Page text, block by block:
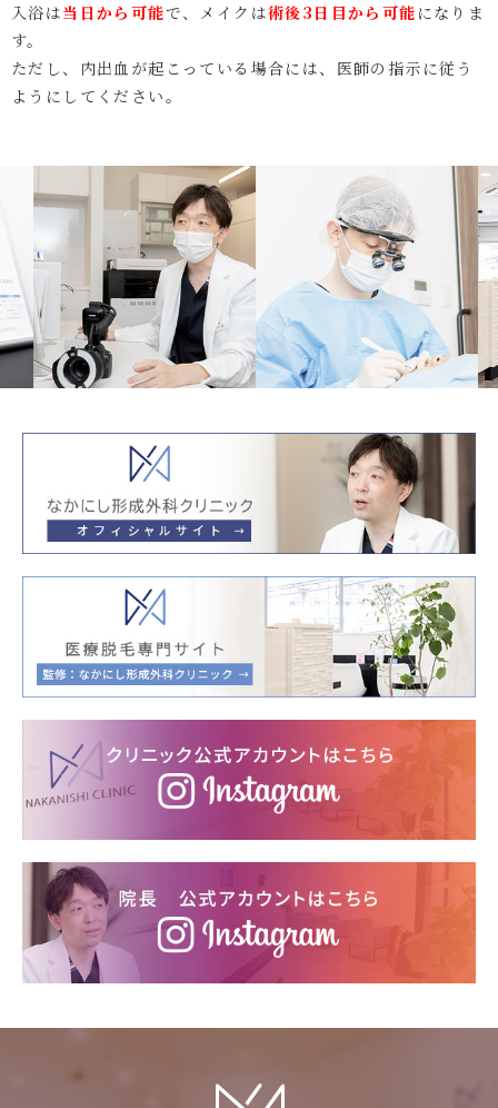
入浴は当日から可能で、メイクは術後3日目から可能 になりま
す。
ただし、内出血が起こっている場合には、医師の指示に従う
ようにしてください。
Next